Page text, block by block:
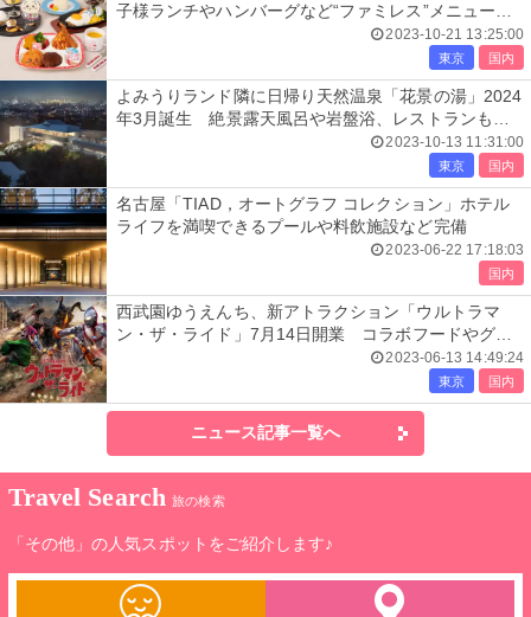
子様ランチやハンバーグなど“ファミレス”メニュー充
2023-10-21 13:25:00
東京 国内
よみうりランド隣に日帰り天然温泉「花景の湯」2024
年3月誕生 絶景露天風呂や岩盤浴、レストランも出
2023-10-13 11:31:00
東京 国内
名古屋「TIAD，オートグラフ コレクション」ホテル
ライフを満喫できるプールや料飲施設など完備
2023-06-22 17:18:03
国内
西武園ゆうえんち、新アトラクション「ウルトラマ
ン・ザ・ライド」7月14日開業 コラボフードやグッ
2023-06-13 14:49:24
東京 国内
ニュース記事一覧へ
Travel Search 旅の検索
「その他」の人気スポットをご紹介します♪